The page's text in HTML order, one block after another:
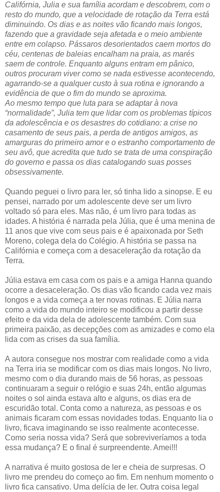
Califórnia, Julia e sua família acordam e descobrem, com o
resto do mundo, que a velocidade de rotação da Terra está
diminuindo. Os dias e as noites vão ficando mais longos,
fazendo que a gravidade seja afetada e o meio ambiente
entre em colapso. Pássaros desorientados caem mortos do
céu, centenas de baleias encalham na praia, as marés
saem de controle. Enquanto alguns entram em pânico,
outros procuram viver como se nada estivesse acontecendo,
agarrando-se a qualquer custo à sua rotina e ignorando a
evidência de que o fim do mundo se aproxima.
Ao mesmo tempo que luta para se adaptar à nova
“normalidade”, Julia tem que lidar com os problemas típicos
da adolescência e os desastres do cotidiano: a crise no
casamento de seus pais, a perda de antigos amigos, as
amarguras do primeiro amor e o estranho comportamento de
seu avô, que acredita que tudo se trata de uma conspiração
do governo e passa os dias catalogando suas posses
obsessivamente.
Quando peguei o livro para ler, só tinha lido a sinopse. E eu
pensei, narrado por um adolescente deve ser um livro
voltado só para eles. Mas não, é um livro para todas as
idades. A história é narrada pela Júlia, que é uma menina de
11 anos que vive com seus pais e é apaixonada por Seth
Moreno, colega dela do Colégio. A história se passa na
Califórnia e começa com a desaceleração da rotação da
Terra.
Júlia estava em casa com os pais e a amiga Hanna quando
ocorre a desaceleração. Os dias vão ficando cada vez mais
longos e a vida começa a ter novas rotinas. E Júlia narra
como a vida do mundo inteiro se modificou a partir desse
efeito e da vida dela de adolescente também. Com sua
primeira paixão, as decepções com as amizades e como ela
lida com as crises da sua família.
A autora consegue nos mostrar com realidade como a vida
na Terra iria se modificar com os dias mais longos. No livro,
mesmo com o dia durando mais de 56 horas, as pessoas
continuaram a seguir o relógio e suas 24h, então algumas
noites o sol ainda estava alto e alguns, os dias era de
escuridão total. Conta como a natureza, as pessoas e os
animais ficaram com essas novidades todas. Enquanto lia o
livro, ficava imaginando se isso realmente acontecesse.
Como seria nossa vida? Será que sobreviveríamos a toda
essa mudança? E o final é surpreendente. Amei!!!
A narrativa é muito gostosa de ler e cheia de surpresas. O
livro me prendeu do começo ao fim. Em nenhum momento o
livro fica cansativo. Uma delícia de ler. Outra coisa legal